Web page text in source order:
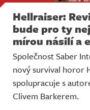
Hellraiser:
bude pro ty
mírou násilí a
Společnost Saber
nový survival horor
spolupracuje s
Clivem Barkerem.